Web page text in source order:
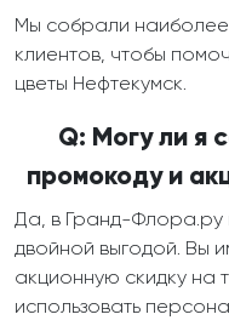
Мы собрали
клиентов, чтобы
цветы Нефтекумск.
Q: Могу ли я
промокоду и
Да, в Гранд-Флора.ру
двойной выгодой. Вы
акционную скидку на
использовать